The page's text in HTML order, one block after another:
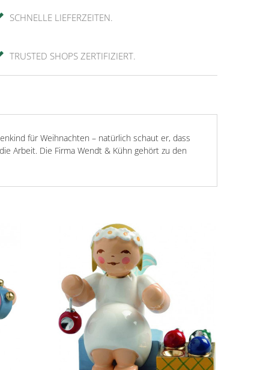
SCHNELLE LIEFERZEITEN.
TRUSTED SHOPS ZERTIFIZIERT.
für Weihnachten – natürlich schaut er, dass
Arbeit. Die Firma Wendt & Kühn gehört zu den